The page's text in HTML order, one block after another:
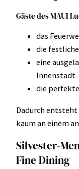
Gäste des MAUI
das
die
eine
Innenstadt
die
Dadurch entsteht
kaum an einem
Silvester-
Fine Dining